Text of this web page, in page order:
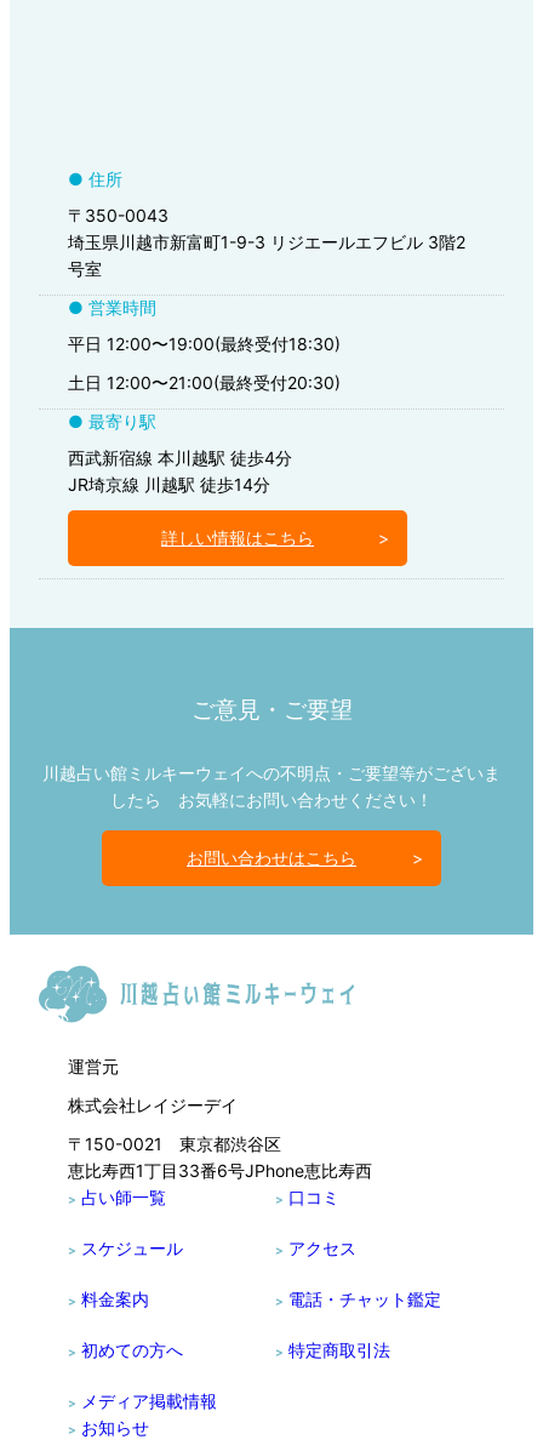
● 住所
〒350-0043
埼玉県川越市新富町1-9-3 リジエールエフビル 3階2
号室
● 営業時間
平日 12:00〜19:00(最終受付18:30)
土日 12:00〜21:00(最終受付20:30)
● 最寄り駅
西武新宿線 本川越駅 徒歩4分
JR埼京線 川越駅 徒歩14分
詳しい情報はこちら
ご意見・ご要望
川越占い館ミルキーウェイへの不明点・ご要望等がございま
したら お気軽にお問い合わせください！
お問い合わせはこちら
運営元
株式会社レイジーデイ
〒150-0021 東京都渋谷区
恵比寿西1丁目33番6号JPhone恵比寿西
> 占い師一覧
> スケジュール
> 料金案内
> 初めての方へ
> メディア掲載情報
> 口コミ
> アクセス
> 電話・チャット鑑定
> 特定商取引法
> お知らせ